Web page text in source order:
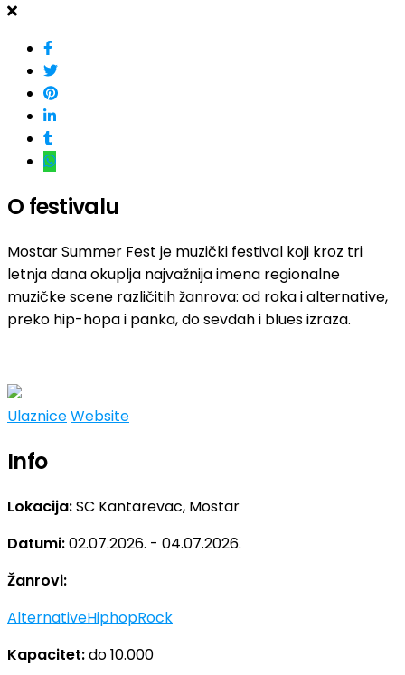
O festivalu
Mostar Summer Fest je muzički festival koji kroz tri
letnja dana okuplja najvažnija imena regionalne
muzičke scene različitih žanrova: od roka i alternative,
preko hip-hopa i panka, do sevdah i blues izraza.
UlazniceWebsite
Info
Lokacija:SC Kantarevac, Mostar
Datumi:02.07.2026. - 04.07.2026.
Žanrovi:
AlternativeHiphopRock
Kapacitet:do 10.000